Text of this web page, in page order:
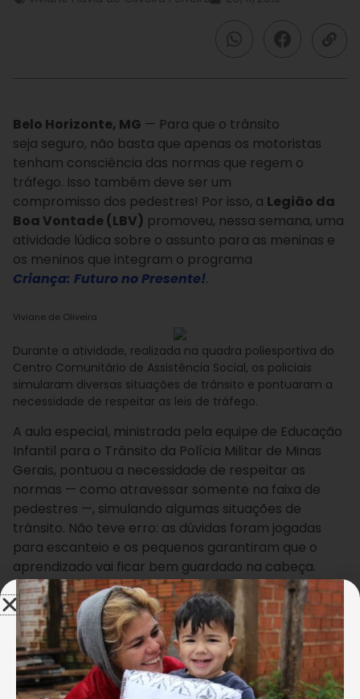
Belo Horizonte, MG — Para que o trânsito
seja seguro, não basta que apenas os motoristas
tenham consciência das normas que regem o
tráfego. Isso também deve ser um
compromisso dos pedestres! Por isso, a Legião da
Boa Vontade (LBV) promoveu, nessa semana, uma
atividade lúdica sobre o assunto para as meninas e
os meninos que integram o programa
Criança: Futuro no Presente!.
Viviane de Oliveira
Durante a atividade, realizada na quadra poliesportiva do
Centro Comunitário de Assistência Social, os policiais
simularam diversas situações de trânsito e pontuaram a
necessidade de respeitar as leis de tráfego.
A aula especial, ministrada pela equipe de Educação
Infantil para o Trânsito da Polícia Militar de Minas
Gerais, pontuou a necessidade de respeitar as
normas — como atravessar somente na faixa de
pedestres —, simulando algumas situações de
trânsito. Não teve erro: as dúvidas foram jogadas
para escanteio e os pequenos garantiram que o
aprendizado vai ficar bem guardado na cabeça.
#CompromissoFirmado
Conheça o trabalho da LBV em Belo Horizonte, MG
“Aprendi muitas coisas, como a não segurar na mão